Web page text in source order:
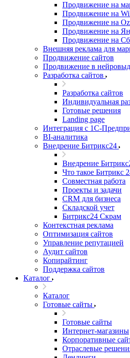
Продвижение на
Продвижение на
Продвижение на
Продвижение на
Продвижение на
Внешняя реклама для
Продвижение сайтов
Продвижение в
Разработка сайтов
Разработка сайтов
Индивидуальная
Готовые решения
Landing page
Интеграция с 1С-
BI-аналитика
Внедрение Битрикс24
Внедрение
Что такое Битрикс
Совместная работа
Проекты и задачи
СRМ для бизнеса
Складской учет
Битрикс24 Скрам
Контекстная реклама
Оптимизация сайтов
Управление репутацией
Аудит сайтов
Копирайтинг
Поддержка сайтов
Каталог
Каталог
Готовые сайты
Готовые сайты
Интернет-магазины
Корпоративные
Отраслевые